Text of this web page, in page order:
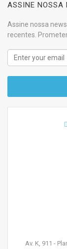
ASSINE NOSSA
Assine nossa
recentes.
Av. K, 911 -